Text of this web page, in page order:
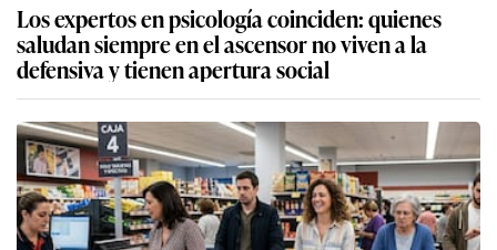
Los expertos en psicología coinciden: quienes
saludan siempre en el ascensor no viven a la
defensiva y tienen apertura social